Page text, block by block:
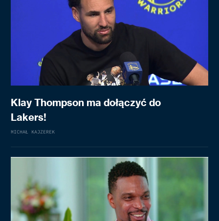
Klay Thompson ma dołączyć do
Lakers!
MICHAŁ KAJZEREK